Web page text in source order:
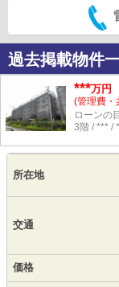
過去掲載物件
***万円
(管理費・
ローンの
3階 / *** /
所在地
交通
価格